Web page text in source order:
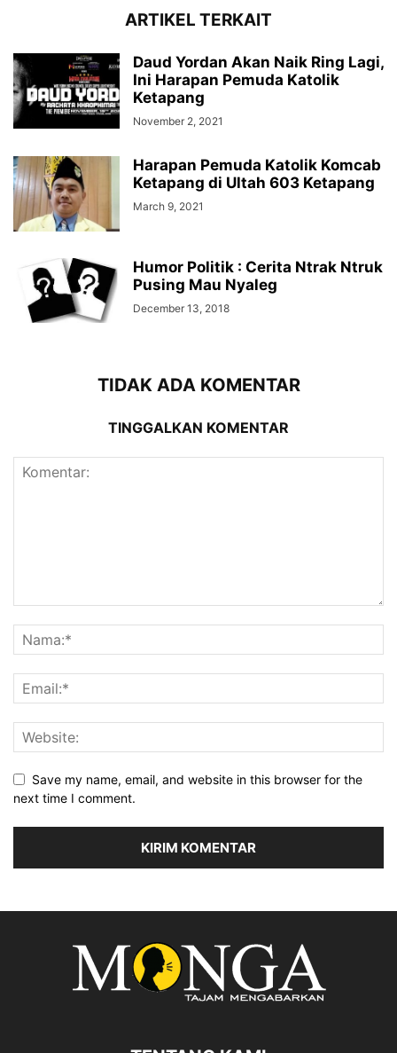
ARTIKEL TERKAIT
Daud Yordan Akan Naik Ring Lagi,
Ini Harapan Pemuda Katolik
Ketapang
November 2, 2021
Harapan Pemuda Katolik Komcab
Ketapang di Ultah 603 Ketapang
March 9, 2021
Humor Politik : Cerita Ntrak Ntruk
Pusing Mau Nyaleg
December 13, 2018
TIDAK ADA KOMENTAR
TINGGALKAN KOMENTAR
Save my name, email, and website in this browser for the
next time I comment.